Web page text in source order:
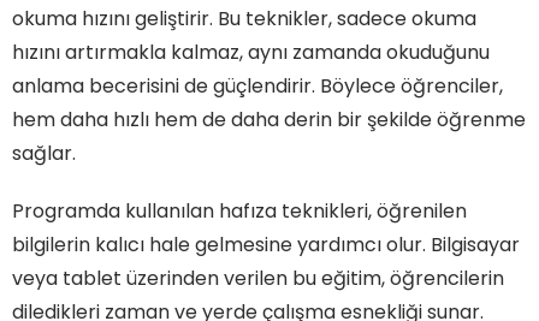
okuma hızını geliştirir. Bu teknikler, sadece okuma
hızını artırmakla kalmaz, aynı zamanda okuduğunu
anlama becerisini de güçlendirir. Böylece öğrenciler,
hem daha hızlı hem de daha derin bir şekilde öğrenme
sağlar.
Programda kullanılan hafıza teknikleri, öğrenilen
bilgilerin kalıcı hale gelmesine yardımcı olur. Bilgisayar
veya tablet üzerinden verilen bu eğitim, öğrencilerin
diledikleri zaman ve yerde çalışma esnekliği sunar.